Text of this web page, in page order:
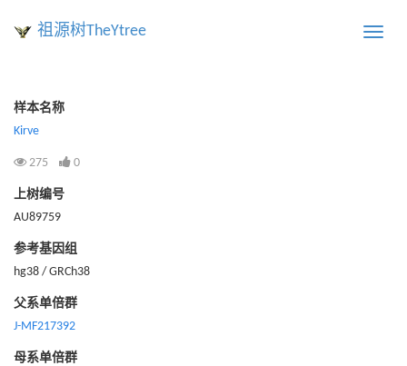
Toggle
祖源树TheYtree
样本名称
Kirve
275 0
上树编号
AU89759
参考基因组
hg38 / GRCh38
父系单倍群
J-MF217392
母系单倍群